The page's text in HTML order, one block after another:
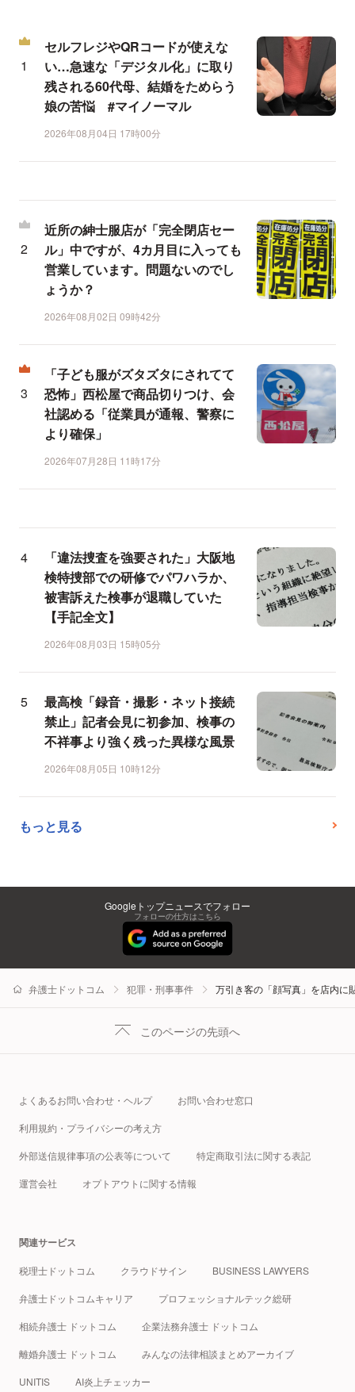
セルフレジやQRコードが使えな
い…急速な「デジタル化」に取り
残される60代母、結婚をためらう
娘の苦悩 #マイノーマル
2026年08月04日 17時00分
近所の紳士服店が「完全閉店セー
ル」中ですが、4カ月目に入っても
営業しています。問題ないのでし
ょうか？
2026年08月02日 09時42分
「子ども服がズタズタにされてて
恐怖」西松屋で商品切りつけ、会
社認める「従業員が通報、警察に
より確保」
2026年07月28日 11時17分
「違法捜査を強要された」大阪地
検特捜部での研修でパワハラか、
被害訴えた検事が退職していた
【手記全文】
2026年08月03日 15時05分
最高検「録音・撮影・ネット接続
禁止」記者会見に初参加、検事の
不祥事より強く残った異様な風景
2026年08月05日 10時12分
もっと見る
Googleトップニュースでフォロー
フォローの仕方はこちら
弁護士ドットコム 犯罪・刑事事件 万引き客の「顔写真」を店内に
このページの先頭へ
よくあるお問い合わせ・ヘルプ お問い合わせ窓口
利用規約・プライバシーの考え方
外部送信規律事項の公表等について 特定商取引法に関する表記
運営会社 オプトアウトに関する情報
関連サービス
税理士ドットコム クラウドサイン BUSINESS LAWYERS
弁護士ドットコムキャリア プロフェッショナルテック総研
相続弁護士 ドットコム 企業法務弁護士 ドットコム
離婚弁護士 ドットコム みんなの法律相談まとめアーカイブ
UNITIS AI炎上チェッカー